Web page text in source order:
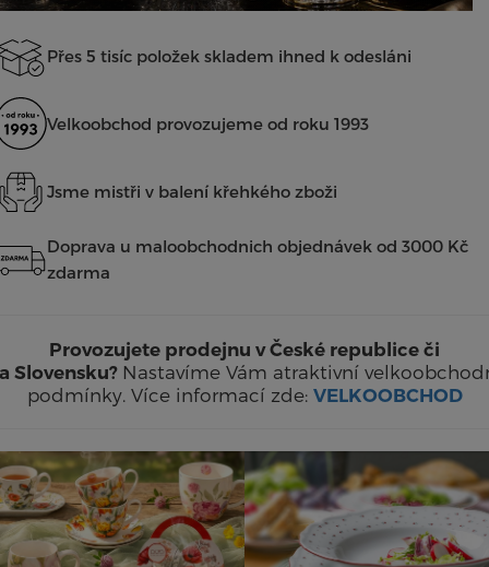
Přes 5 tisíc položek skladem ihned k odesláni
Velkoobchod provozujeme od roku 1993
Jsme mistři v balení křehkého zboži
Doprava u maloobchodnich objednávek od 3000 Kč
zdarma
Provozujete prodejnu v České republice či
Slovensku? Nastavíme Vám atraktivní
podmínky. Více informací zde: VELKOOBCHOD